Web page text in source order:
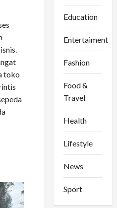
toko
Education
Entertaiment
Fashion
Food &
Travel
Health
Lifestyle
News
Sport